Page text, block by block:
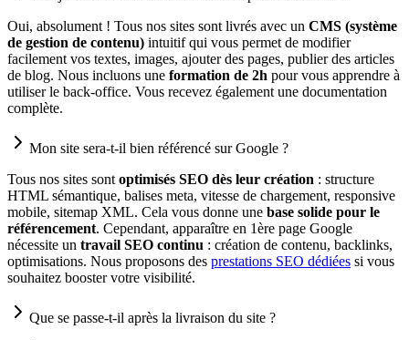
Oui, absolument ! Tous nos sites sont livrés avec un CMS (système
de gestion de contenu) intuitif qui vous permet de modifier
facilement vos textes, images, ajouter des pages, publier des articles
de blog. Nous incluons une formation de 2h pour vous apprendre à
utiliser le back-office. Vous recevez également une documentation
complète.
Mon site sera-t-il bien référencé sur Google ?
Tous nos sites sont optimisés SEO dès leur création : structure
HTML sémantique, balises meta, vitesse de chargement, responsive
mobile, sitemap XML. Cela vous donne une base solide pour le
référencement. Cependant, apparaître en 1ère page Google
nécessite un travail SEO continu : création de contenu, backlinks,
optimisations. Nous proposons des prestations SEO dédiées si vous
souhaitez booster votre visibilité.
Que se passe-t-il après la livraison du site ?